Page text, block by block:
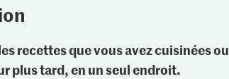
recettes que vous avez cuisinées ou
plus tard, en un seul endroit.